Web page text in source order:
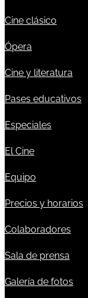
Cine clásico
Ópera
Cine y literatura
Pases educativos
Especiales
El Cine
Equipo
Precios y horarios
Colaboradores
Sala de prensa
Galería de fotos